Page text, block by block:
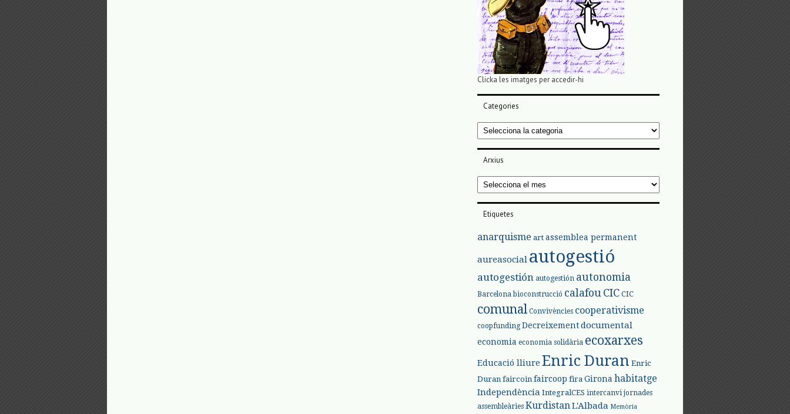
Clicka les imatges per accedir-hi
Categories
Categories
Arxius
Arxius
Etiquetes
anarquisme art assemblea permanent
aureasocial autogestió
autogestión autogestión autonomia
Barcelona bioconstrucció calafou CIC CIC
comunal Convivències cooperativisme
coopfunding Decreixementdocumental
economia economia solidària ecoxarxes
Educació lliure Enric Duran Enric
Duran faircoin faircoop fira Girona habitatge
Independència IntegralCES intercanvi jornades
assembleàries Kurdistan L'Albada Memòria